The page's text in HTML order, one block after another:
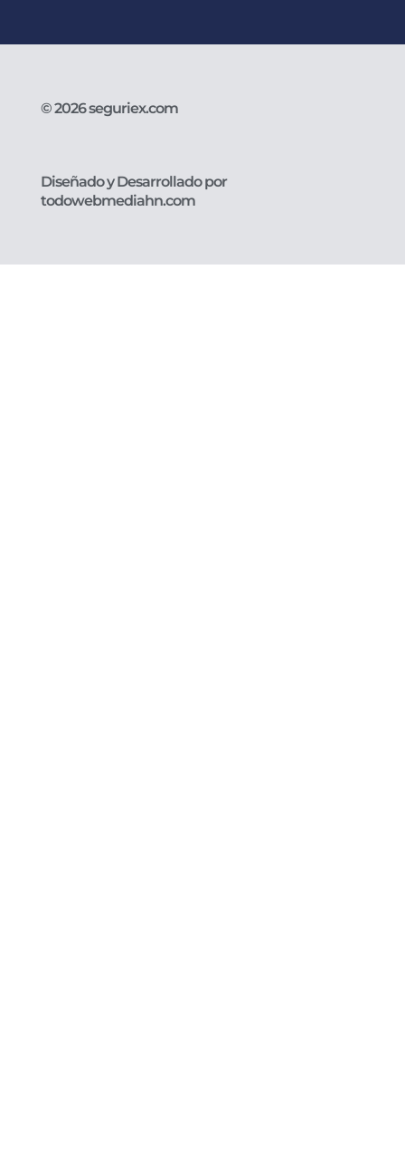
© 2026 seguriex.com
Diseñado y Desarrollado por
todowebmediahn.com